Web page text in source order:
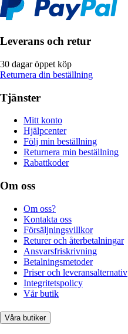
Leverans och retur
30 dagar öppet köp
Returnera din beställning
Tjänster
Mitt konto
Hjälpcenter
Följ min beställning
Returnera min beställning
Rabattkoder
Om oss
Om oss?
Kontakta oss
Försäljningsvillkor
Returer och återbetalningar
Ansvarsfriskrivning
Betalningsmetoder
Priser och leveransalternativ
Integritetspolicy
Vår butik
Våra butiker